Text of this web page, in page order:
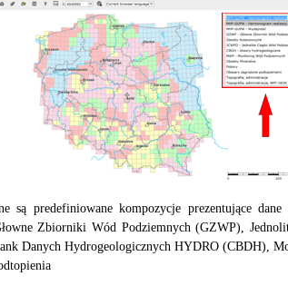
są predefiniowane kompozycje prezentujące
Zbiorniki Wód Podziemnych (GZWP),
Danych Hydrogeologicznych HYDRO (CBDH),